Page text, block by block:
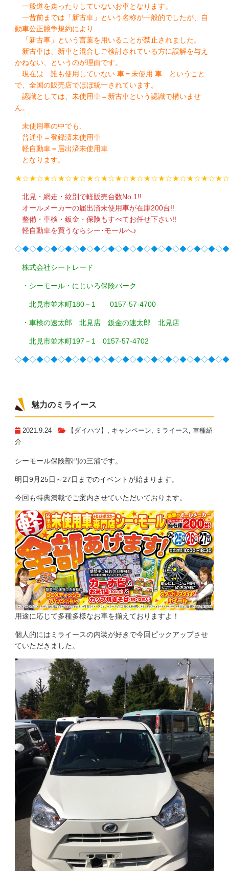
一般道を走ったりしていないお車となります。
一昔前までは「新古車」という名称が一般的でしたが、自
動車公正競争規約により
「新古車」という言葉を用いることが禁止されました。
新古車は、新車と混合しご検討されている方に誤解を与え
かねない、というのが理由です。
現在は 誰も使用していない 車＝未使用 車 ということ
で、全国の販売店でほぼ統一されています。
認識としては、未使用車＝新古車という認識で構いませ
ん。
未使用車の中でも、
普通車＝登録済未使用車
軽自動車＝届出済未使用車
となります。
北見・網走・紋別で軽販売台数No.1!!
オールメーカーの届出済未使用車が在庫200台!!
整備・車検・鈑金・保険もすべてお任せ下さい!!
軽自動車を買うならシー･モールへ♪
株式会社シートレード
・シーモール・にじいろ保険パーク
北見市並木町180－1 0157-57-4700
・車検の速太郎 北見店 鈑金の速太郎 北見店
北見市並木町197－1 0157-57-4702
魅力のミライース
2021.9.24 【ダイハツ】 , キャンペーン, ミライース, 車種紹
介
シーモール保険部門の三浦です。
明日9月25日～27日までのイベントが始まります。
今回も特典満載でご案内させていただいております。
用途に応じて多種多様なお車を揃えておりますよ！
個人的にはミライースの内装が好きで今回ピックアップさせ
ていただきました。